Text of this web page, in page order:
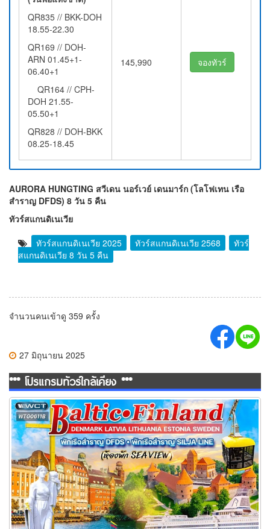
QR835 // BKK-DOH
18.55-22.30
QR169 // DOH-
ARN 01.45+1-
06.40+1
QR164 // CPH-
DOH 21.55-
05.50+1
QR828 // DOH-BKK
08.25-18.45
145,990 จองทัวร์
AURORA HUNGTING สวีเดน นอร์เวย์ เดนมาร์ก (โลโฟเทน เรือ
สำราญ DFDS) 8 วัน 5 คืน
ทัวร์สแกนดิเนเวีย
ทัวร์สแกนดิเนเวีย 2025
ทัวร์สแกนดิเนเวีย 2568
ทัวร์
สแกนดิเนเวีย 8 วัน 5 คืน
จำนวนคนเข้าดู 359 ครั้ง
27 มิถุนายน 2025
*** โปรแกรมทัวร์ใกล้เคียง ***
ทัวร์บอลติก ฟินแลนด์ 11 วัน 8 คืน TG